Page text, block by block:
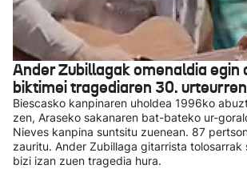
Ander Zubillagak omenaldia egin
biktimei tragediaren 30.
Biescasko kanpinaren uholdea 1996ko
zen, Araseko sakanaren bat-bateko ur-
Nieves kanpina suntsitu zuenean. 87
zauritu. Ander Zubillaga gitarrista tolosarrak
bizi izan zuen tragedia hura.